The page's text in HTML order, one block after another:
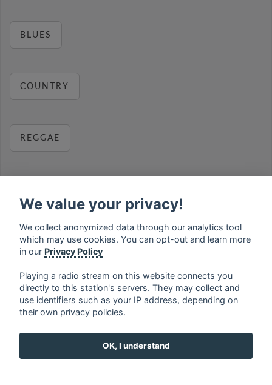
BLUES
COUNTRY
REGGAE
MUSIC
français ⋅ english ⋅ deutsch
ελληνικά
⋅ norsk ⋅ suomi
We value your privacy!
We collect anonymized data through our analytics tool
which may use cookies. You can opt-out and learn more
in our Privacy Policy
Playing a radio stream on this website connects you
directly to this station's servers. They may collect and
use identifiers such as your IP address, depending on
their own privacy policies.
OK, I understand